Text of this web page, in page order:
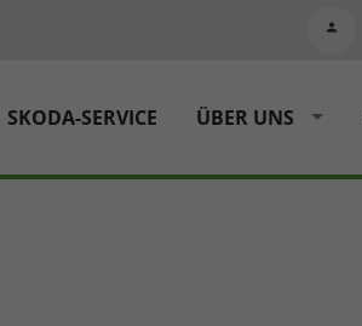
SKODA-SERVICE ÜBER UNS